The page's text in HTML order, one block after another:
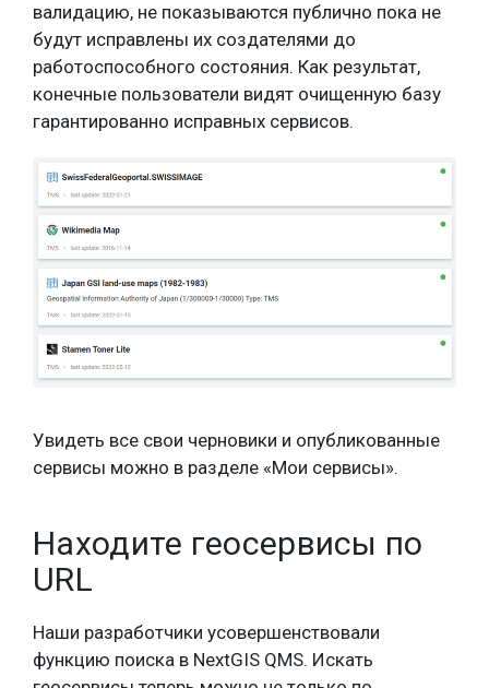
валидацию, не показываются публично пока не
будут исправлены их создателями до
работоспособного состояния. Как результат,
конечные пользователи видят очищенную базу
гарантированно исправных сервисов.
Увидеть все свои черновики и опубликованные
сервисы можно в разделе «Мои сервисы».
Находите геосервисы по
URL
Наши разработчики усовершенствовали
функцию поиска в NextGIS QMS. Искать